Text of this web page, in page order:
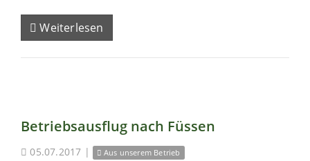
Weiterlesen
Betriebsausflug nach Füssen
05.07.2017 | Aus unserem Betrieb